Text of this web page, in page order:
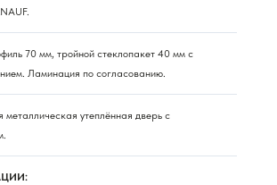
70 мм, тройной стеклопакет 40 мм с
Ламинация по согласованию.
металлическая утеплённая дверь с